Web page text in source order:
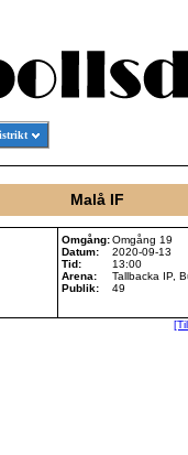
Malå IF
Omgång:Omgång 19
Datum:
2020-09-13
Tid:
13:00
Arena:
Tallbacka IP,
Publik:
49